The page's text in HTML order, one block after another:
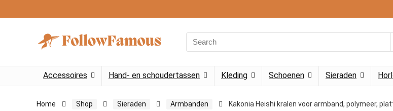
Search
for:
Accessoires Hand- en schoudertassen Kleding Schoenen Sieraden
Home Shop Sieraden Armbanden
Kakonia Heishi kralen voor armband, polymeer,